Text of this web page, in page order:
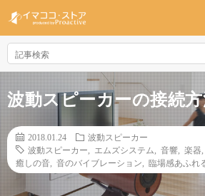
波動スピーカーの接続
2018.01.24
波動スピーカー
波動スピーカー
エムズシステム 音響 楽器
癒しの音
音のバイブレーション 臨場感あふれ